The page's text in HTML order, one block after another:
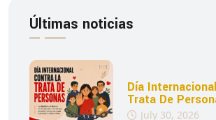
Últimas noticias
Día
Trata De
July 30, 2026